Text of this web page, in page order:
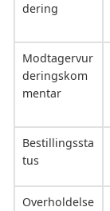
dering
Modtagervur
deringskom
mentar
Bestillingssta
tus
Overholdelse